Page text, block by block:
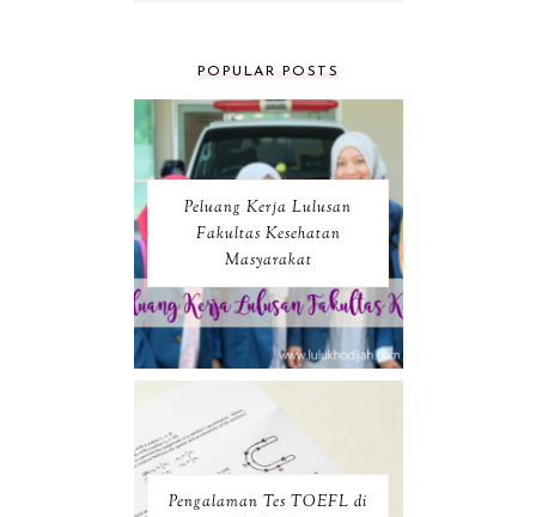
POPULAR POSTS
Peluang Kerja Lulusan
Fakultas Kesehatan
Masyarakat
Pengalaman Tes TOEFL di